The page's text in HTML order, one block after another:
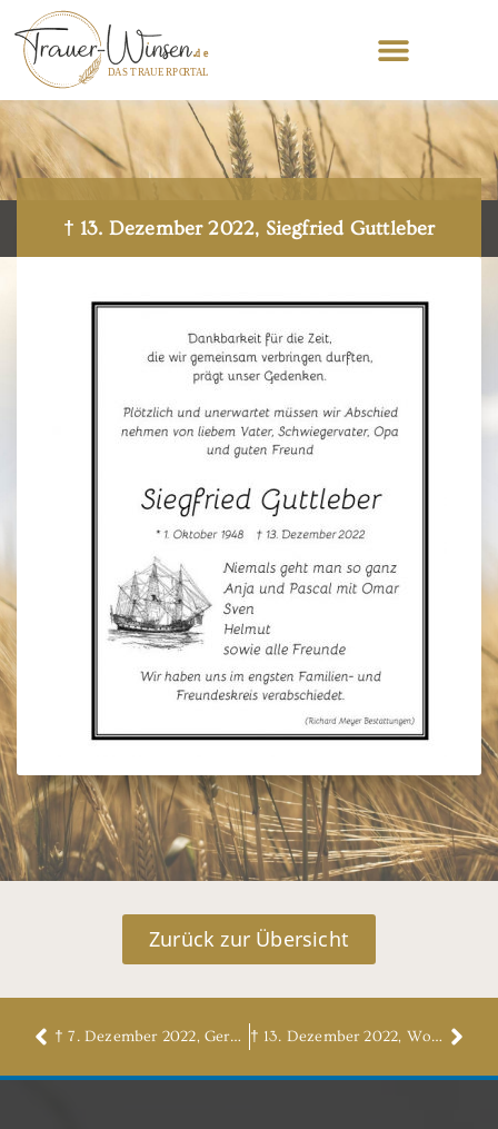
† 13. Dezember 2022, Siegfried Guttleber
Zurück zur Übersicht
† 7. Dezember 2022, Gerda Buschmann, geb. Heuer † 13. Dezember 2022, Wolfgang Hinze